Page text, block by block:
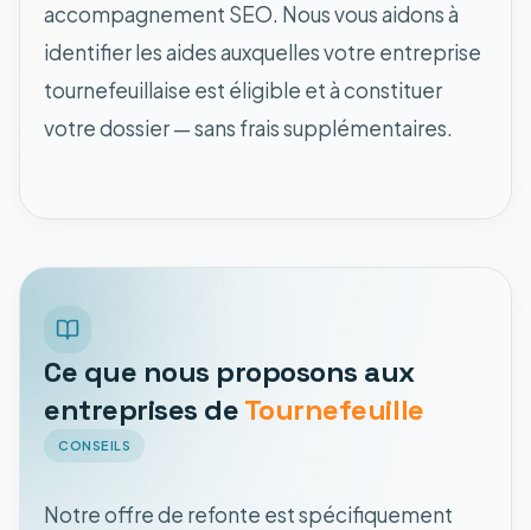
accompagnement SEO. Nous vous aidons à
identifier les aides auxquelles votre entreprise
tournefeuillaise est éligible et à constituer
votre dossier — sans frais supplémentaires.
Ce que nous proposons aux
entreprises deTournefeuille
CONSEILS
Notre offre de refonte est spécifiquement